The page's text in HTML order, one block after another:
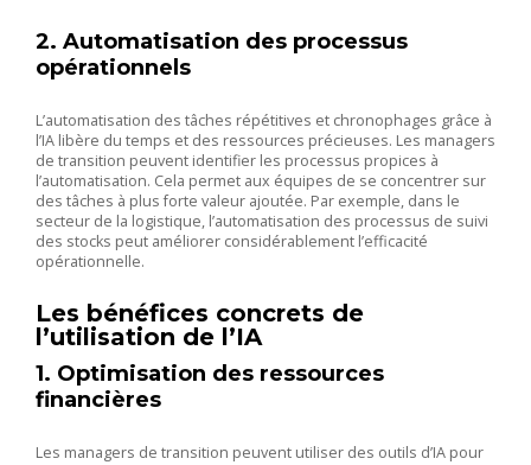
2. Automatisation des processus
opérationnels
L’automatisation des tâches répétitives et chronophages grâce à
l’IA libère du temps et des ressources précieuses. Les managers
de transition peuvent identifier les processus propices à
l’automatisation. Cela permet aux équipes de se concentrer sur
des tâches à plus forte valeur ajoutée. Par exemple, dans le
secteur de la logistique, l’automatisation des processus de suivi
des stocks peut améliorer considérablement l’efficacité
opérationnelle.
Les bénéfices concrets de
l’utilisation de l’IA
1. Optimisation des ressources
financières
Les managers de transition peuvent utiliser des outils d’IA pour